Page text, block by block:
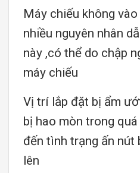
Máy chiếu không
nhiều nguyên nhân
này ,có thể do chập
máy chiếu
Vị trí lắp đặt bị ẩm
bị hao mòn trong
đến tình trạng ấn nút
lên